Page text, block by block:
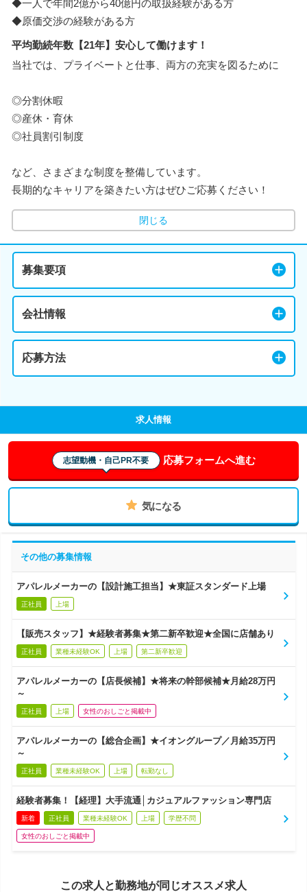
◆一人で年間2億から40億円の取扱経験がある方
◆原価交渉の経験がある方
平均勤続年数【21年】安心して働けます！
当社では、プライベートと仕事、両方の充実を図るために
◎分割休暇
◎産休・育休
◎社員割引制度
など、さまざまな制度を整備しています。
長期的なキャリアを築きたい方はぜひご応募ください！
閉じる
募集要項
会社情報
応募方法
求人情報
志望動機・自己PR不要 応募フォームへ進む
気になる
その他の募集情報
アパレルメーカーの【設計施工担当】★東証スタンダード上場
正社員 上場
【販売スタッフ】★経験者募集★第二新卒歓迎★全国に店舗あり
正社員 業種未経験OK 上場 第二新卒歓迎
アパレルメーカーの【店長候補】★将来の幹部候補★月給28万円
～
正社員 上場 女性のおしごと掲載中
アパレルメーカーの【総合企画】★イオングループ／月給35万円
～
正社員 業種未経験OK 上場 転勤なし
経験者募集！【経理】大手流通│カジュアルファッション専門店
新着 正社員 業種未経験OK 上場 学歴不問
女性のおしごと掲載中
この求人と勤務地が同じオススメ求人